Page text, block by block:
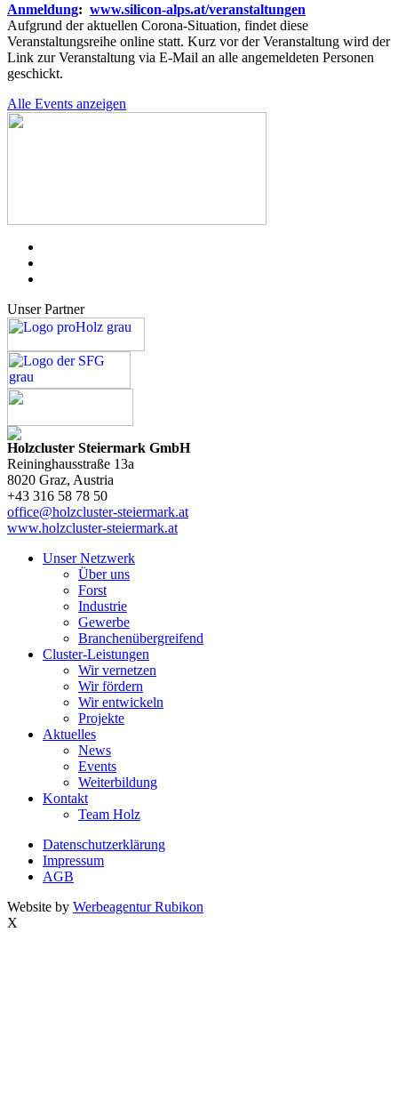
Anmeldung: www.silicon-alps.at/veranstaltungen
Aufgrund der aktuellen Corona-Situation, findet diese
Veranstaltungsreihe online statt. Kurz vor der Veranstaltung wird der
Link zur Veranstaltung via E-Mail an alle angemeldeten Personen
geschickt.
Alle Events anzeigen
Unser Partner
Holzcluster Steiermark GmbH
Reininghausstraße 13a
8020 Graz, Austria
+43 316 58 78 50
office@holzcluster-steiermark.at
www.holzcluster-steiermark.at
Unser Netzwerk
Über uns
Forst
Industrie
Gewerbe
Branchenübergreifend
Cluster-Leistungen
Wir vernetzen
Wir fördern
Wir entwickeln
Projekte
Aktuelles
News
Events
Weiterbildung
Kontakt
Team Holz
Datenschutzerklärung
Impressum
AGB
Website by Werbeagentur Rubikon
X